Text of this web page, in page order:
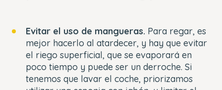
Evitar el uso de mangueras. Para regar, es
mejor hacerlo al atardecer, y hay que evitar
el riego superficial, que se evaporará en
poco tiempo y puede ser un derroche. Si
tenemos que lavar el coche, priorizamos